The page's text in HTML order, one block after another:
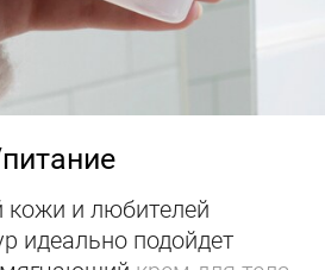
кожи и любителей
идеально подойдет